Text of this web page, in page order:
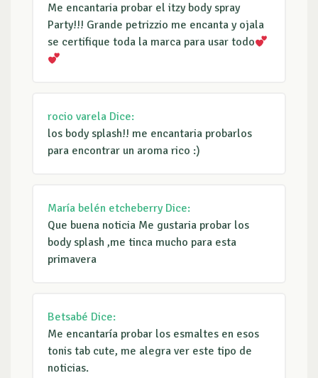
Me encantaria probar el itzy body spray
Party!!! Grande petrizzio me encanta y ojala
se certifique toda la marca para usar todo
rocio varela Dice:
los body splash!! me encantaria probarlos
para encontrar un aroma rico :)
María belén etcheberryDice:
Que buena noticia Me gustaria probar los
body splash ,me tinca mucho para esta
primavera
Betsabé Dice:
Me encantaría probar los esmaltes en esos
tonis tab cute, me alegra ver este tipo de
noticias.